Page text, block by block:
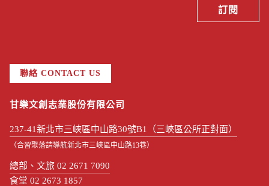
聯絡 CONTACT US
甘樂文創志業股份有限公司
237-41新北市三峽區中山路30號B1（三峽區公所正對面）
（合習聚落請導航新北市三峽區中山路13巷）
總部、文旅 02 2671 7090
食堂 02 2673 1857